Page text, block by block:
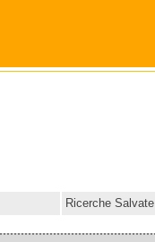
Ricerche Salvate